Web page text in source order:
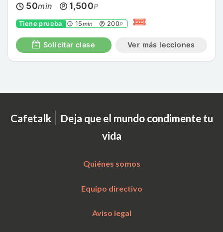
50min 1,500P
Tiene prueba 15min 200P
Solicitar clase Ver más lecciones
Cafetalk | Deja que el mundo condimente tu
vida
Quiénes somos
Equipo directivo
Aviso legal